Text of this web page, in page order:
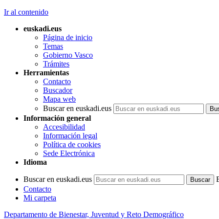
Ir al contenido
euskadi.eus
Página de inicio
Temas
Gobierno Vasco
Trámites
Herramientas
Contacto
Buscador
Mapa web
Buscar en euskadi.eus
Información general
Accesibilidad
Información legal
Política de cookies
Sede Electrónica
Idioma
Buscar en euskadi.eus
Contacto
Mi carpeta
Departamento de Bienestar, Juventud y Reto Demográfico